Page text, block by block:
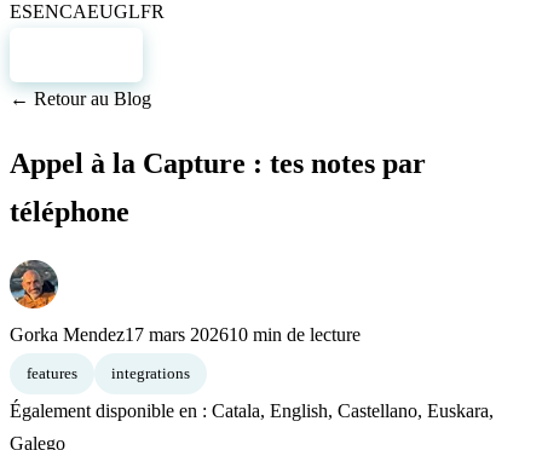
ESENCAEUGLFR
← Retour au Blog
Appel à la Capture : tes notes par
téléphone
Gorka Mendez17 mars 202610 min de lecture
features integrations
Également disponible en : Catala, English, Castellano, Euskara,
Galego